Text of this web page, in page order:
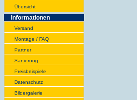
Übersicht
Infor­ma­tionen
Versand
Montage / FAQ
Partner
Sanie­rung
Preis­beispiele
Daten­schutz
Bilder­galerie